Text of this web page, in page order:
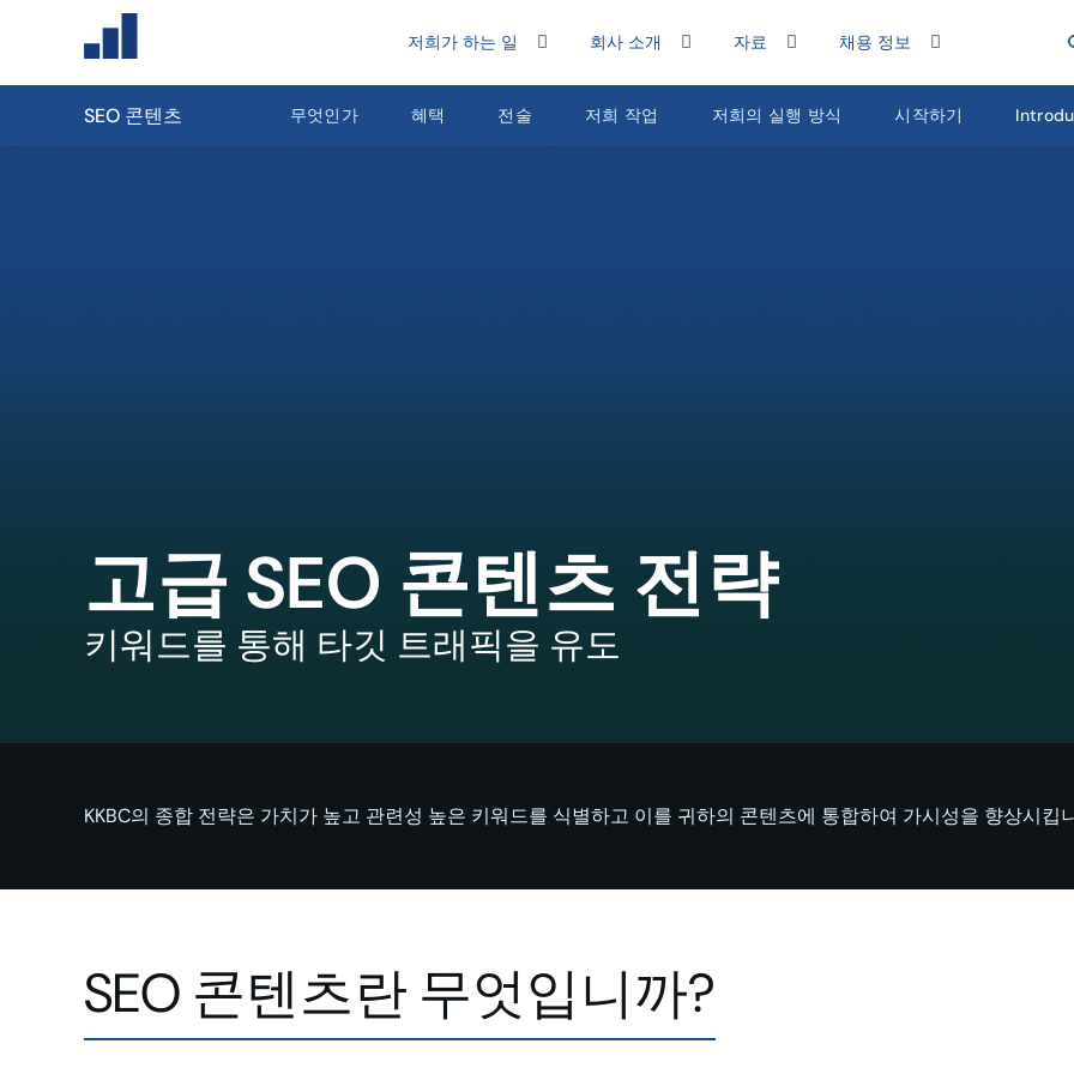
저희가 하는 일 회사 소개 자료 채용 정보
SEO 콘텐츠 무엇인가 혜택 전술 저희 작업 저희의 실행 방식 시작하기
고급 SEO 콘텐츠 전략
키워드를 통해 타깃 트래픽을 유도
KKBC의 종합 전략은 가치가 높고 관련성 높은 키워드를 식별하고 이를 귀하의 콘텐츠에 통합하여 가시성을 향상시킵
SEO 콘텐츠란 무엇입니까?